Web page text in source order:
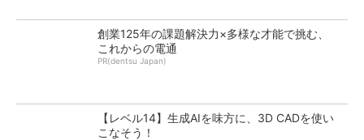
創業125年の課題解決力×多様な才能で挑む、
これからの電通
PR(dentsu Japan)
【レベル14】生成AIを味方に、3D CADを使い
こなそう！